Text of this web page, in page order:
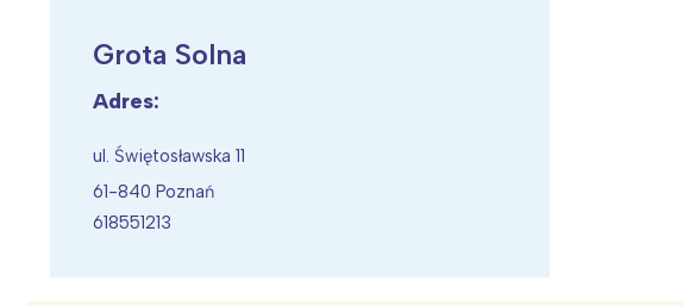
Grota Solna
Adres:
ul. Świętosławska 11
61-840 Poznań
618551213